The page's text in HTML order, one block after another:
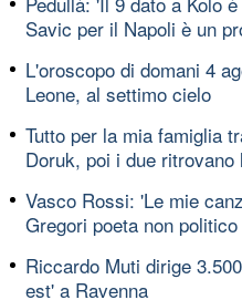
Savic per il Napoli è un
L'oroscopo di domani 4
Leone, al settimo cielo
Tutto per la mia famiglia
Doruk, poi i due ritrovano
Vasco Rossi: 'Le mie
Gregori poeta non politico
Riccardo Muti dirige
est' a Ravenna